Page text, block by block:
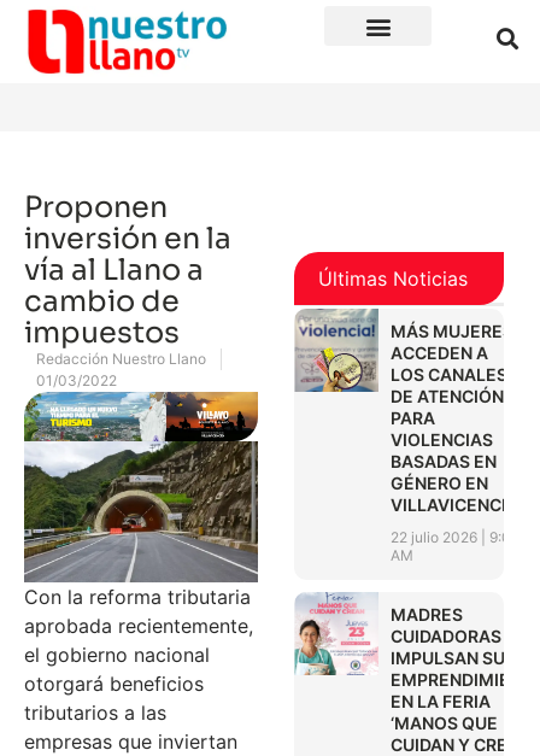
Proponen
inversión en la
vía al Llano a
cambio de
impuestos
Redacción Nuestro Llano
01/03/2022
Con la reforma tributaria
aprobada recientemente,
el gobierno nacional
otorgará beneficios
tributarios a las
empresas que inviertan
Últimas Noticias
MÁS MUJERES
ACCEDEN A
LOS CANALES
DE ATENCIÓN
PARA
VIOLENCIAS
BASADAS EN
GÉNERO EN
VILLAVICENCIO
22 julio 2026
9:01
AM
MADRES
CUIDADORAS
IMPULSAN SUS
EN LA FERIA
‘MANOS QUE
CUIDAN Y CREAN’